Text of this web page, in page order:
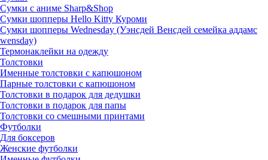
Сумки с аниме Sharp&Shop
Сумки шопперы Hello Kitty Куроми
Сумки шопперы Wednesday (Уэнсдей Венсдей семейка аддамс
wensday)
Термонаклейки на одежду
Толстовки
Именные толстовки с капюшоном
Парные толстовки с капюшоном
Толстовки в подарок для дедушки
Толстовки в подарок для папы
Толстовки со смешными принтами
Футболки
Для боксеров
Женские футболки